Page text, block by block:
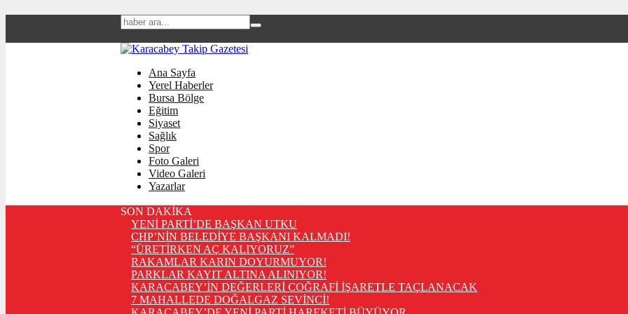
Ana Sayfa
Yerel Haberler
Bursa Bölge
Eğitim
Siyaset
Sağlık
Spor
Foto Galeri
Video Galeri
Yazarlar
SON DAKİKA
YENİ PARTİ’DE BAŞKAN UTKU
CHP’NİN BELEDİYE BAŞKANI KALMADI!
“ÜRETİRKEN AÇ KALIYORUZ”
RAKAMLAR KARIN DOYURMUYOR!
PARKLAR KAYIT ALTINA ALINIYOR!
KARACABEY’İN DEĞERLERİ COĞRAFİ İŞARETLE TAÇLANACAK
7 MAHALLEDE DOĞALGAZ SEVİNCİ!